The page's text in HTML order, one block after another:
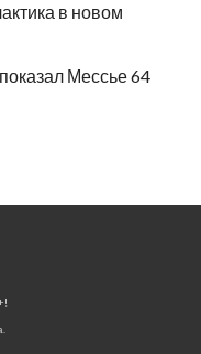
в новом
Мессье 64